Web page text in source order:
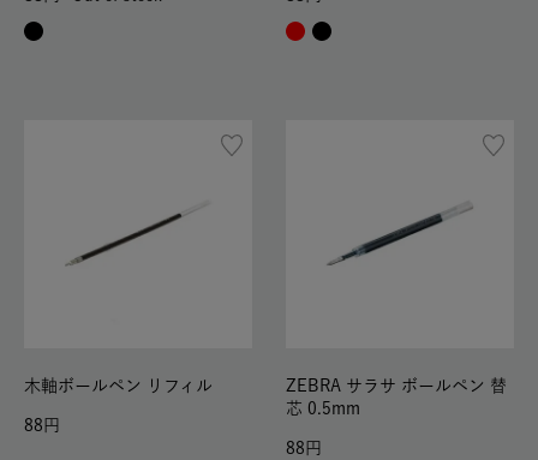
木軸ボールペン リフィル
88
ZEBRA サラサ ボールペン 替
芯 0.5mm
88